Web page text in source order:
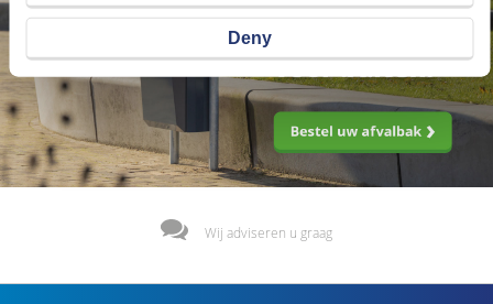
Deny
Wij adviseren u graag